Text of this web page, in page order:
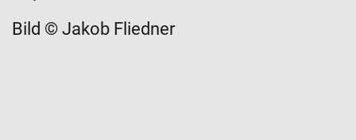
Bild © Jakob Fliedner